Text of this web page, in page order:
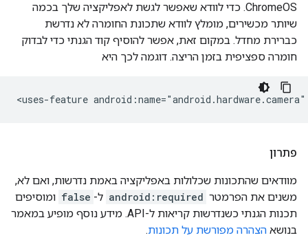
ChromeOS. כדי לוודא שאפשר לגשת לאפליקציה שלך בכמה
שיותר מכשירים, מומלץ לוודא שתכונת החומרה לא נדרשת
כברירת מחדל. במקום זאת, אפשר להוסיף קוד הגנתי כדי לבדוק
חומרה ספציפית בזמן הריצה. דוגמה לכך היא
<uses-feature android:name="android.hardware.camera"
פתרון
מוודאים שהתכונות שכלולות באפליקציה באמת נדרשות, ואם לא,
משנים את הפרמטר android:required ל- false ומוסיפים
תכנות הגנתי כשנדרשות קריאות ל-API. מידע נוסף מופיע במאמר
בנושא הצהרה מפורשת על תכונות.